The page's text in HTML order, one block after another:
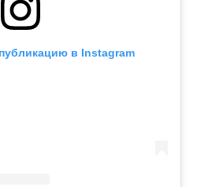
в Instagram